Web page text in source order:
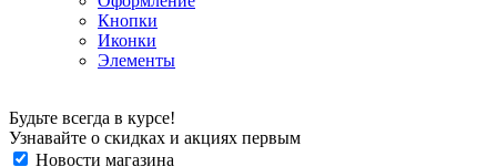
Кнопки
Иконки
Элементы
Будьте всегда в курсе!
Узнавайте о скидках и акциях первым
Новости магазина